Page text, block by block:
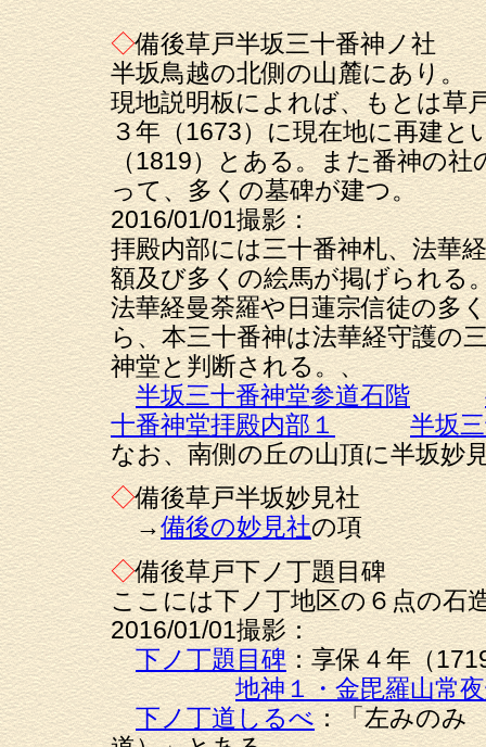
◇備後草戸半坂三十番神ノ社
半坂鳥越の北側の山麓にあり。
現地説明板によれば、もとは草
３年（1673）に現在地に再建と
（1819）とある。また番神の社
って、多くの墓碑が建つ。
2016/01/01撮影：
拝殿内部には三十番神札、法華
額及び多くの絵馬が掲げられる
法華経曼荼羅や日蓮宗信徒の多
ら、本三十番神は法華経守護の
神堂と判断される。、
半坂三十番神堂参道石階
十番神堂拝殿内部１
半坂
なお、南側の丘の山頂に半坂妙
◇備後草戸半坂妙見社
→備後の妙見社の項
◇備後草戸下ノ丁題目碑
ここには下ノ丁地区の６点の石
2016/01/01撮影：
下ノ丁題目碑：享保４年（
地神１・金毘羅山常
下ノ丁道しるべ：「左みの